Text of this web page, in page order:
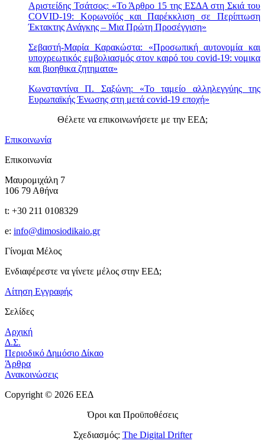
Αριστείδης Τσάτσος: «Το Άρθρο 15 της ΕΣΔΑ στη Σκιά του
COVID-19: Κορωνοϊός και Παρέκκλιση σε Περίπτωση
Έκτακτης Ανάγκης – Μια Πρώτη Προσέγγιση»
Σεβαστή-Μαρία Καρακώστα: «Προσωπική αυτονομία και
υποχρεωτικός εμβολιασμός στον καιρό του covid-19: νομικα
και βιοηθικα ζητηματα»
Κωνσταντίνα Π. Σαξώνη: «Το ταμείο αλληλεγγύης της
Ευρωπαϊκής Ένωσης στη μετά covid-19 εποχή»
Θέλετε να επικοινωνήσετε με την ΕΕΔ;
Επικοινωνία
Επικοινωνία
Μαυρομιχάλη 7
106 79 Αθήνα
t: +30 211 0108329
e: info@dimosiodikaio.gr
Γίνομαι Μέλος
Ενδιαφέρεστε να γίνετε μέλος στην ΕΕΔ;
Αίτηση Εγγραφής
Σελίδες
Αρχική
Δ.Σ.
Περιοδικό Δημόσιο Δίκαο
Άρθρα
Ανακοινώσεις
Copyright © 2026 ΕΕΔ
Όροι και Προϋποθέσεις
Σχεδιασμός: The Digital Drifter